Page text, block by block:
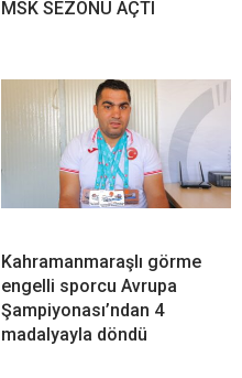
MSK SEZONU AÇTI
Kahramanmaraşlı görme
engelli sporcu Avrupa
Şampiyonası’ndan 4
madalyayla döndü